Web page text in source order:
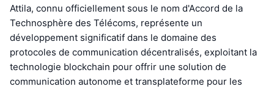
Attila, connu officiellement sous le nom d'Accord de la
Technosphère des Télécoms, représente un
développement significatif dans le domaine des
protocoles de communication décentralisés, exploitant la
technologie blockchain pour offrir une solution de
communication autonome et transplateforme pour les